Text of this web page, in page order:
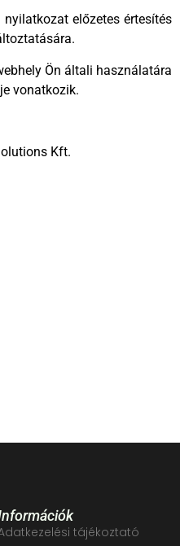
előzetes értesítés
Ön általi használatára
vonatkozik.
Kft.
tájékoztató